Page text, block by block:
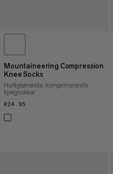
Mountaineering Compression
Knee Socks
Hurtigtørrende, komprimerende
bjergsokker
€24.95